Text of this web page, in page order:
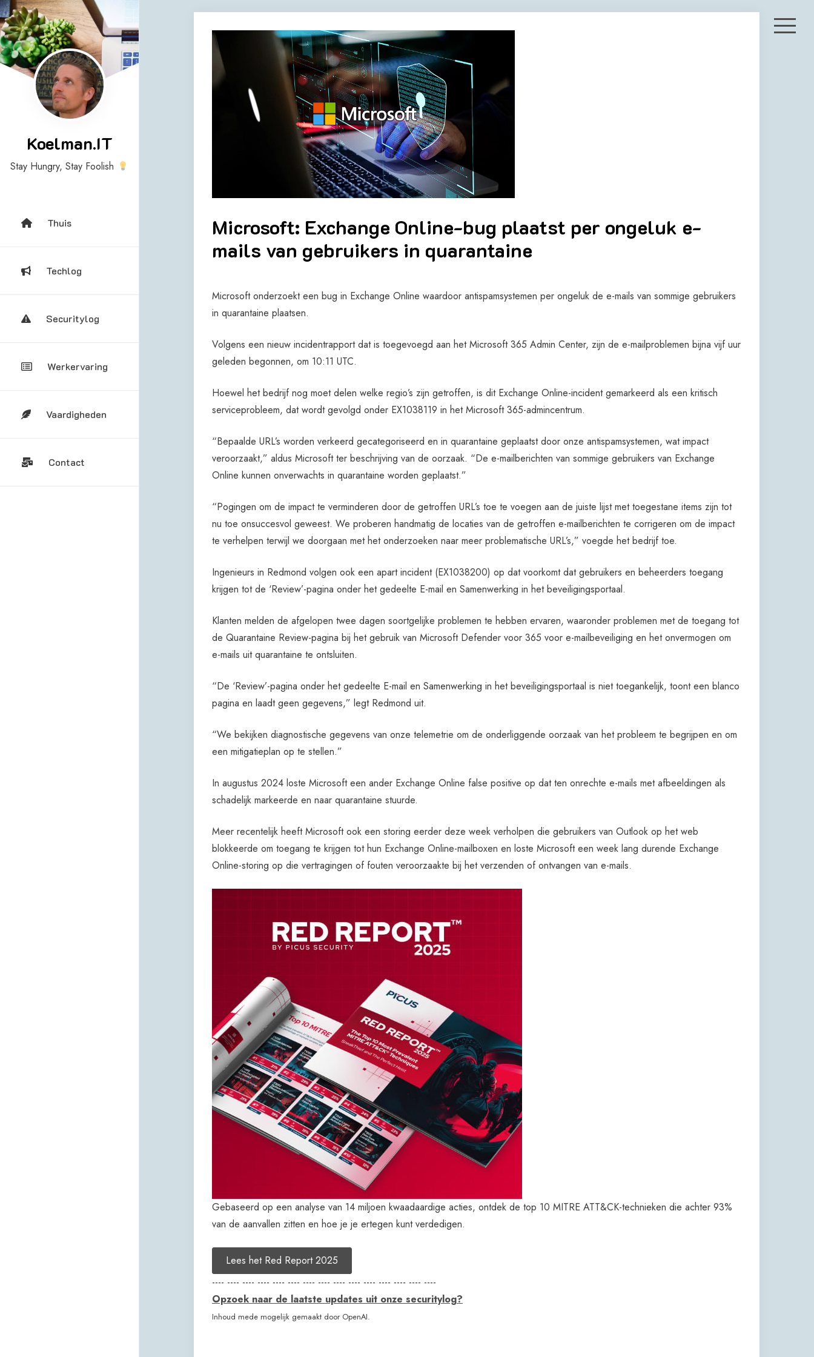
Skip
to
content
Koelman.IT
Stay Hungry, Stay Foolish
Thuis
Techlog
Securitylog
Werkervaring
Vaardigheden
Contact
Microsoft: Exchange Online-bug plaatst per ongeluk e-
mails van gebruikers in quarantaine
Microsoft onderzoekt een bug in Exchange Online waardoor antispamsystemen per ongeluk de e-mails van sommige gebruikers
in quarantaine plaatsen.
Volgens een nieuw incidentrapport dat is toegevoegd aan het Microsoft 365 Admin Center, zijn de e-mailproblemen bijna vijf uur
geleden begonnen, om 10:11 UTC.
Hoewel het bedrijf nog moet delen welke regio’s zijn getroffen, is dit Exchange Online-incident gemarkeerd als een kritisch
serviceprobleem, dat wordt gevolgd onder EX1038119 in het Microsoft 365-admincentrum.
“Bepaalde URL’s worden verkeerd gecategoriseerd en in quarantaine geplaatst door onze antispamsystemen, wat impact
veroorzaakt,” aldus Microsoft ter beschrijving van de oorzaak. “De e-mailberichten van sommige gebruikers van Exchange
Online kunnen onverwachts in quarantaine worden geplaatst.”
“Pogingen om de impact te verminderen door de getroffen URL’s toe te voegen aan de juiste lijst met toegestane items zijn tot
nu toe onsuccesvol geweest. We proberen handmatig de locaties van de getroffen e-mailberichten te corrigeren om de impact
te verhelpen terwijl we doorgaan met het onderzoeken naar meer problematische URL’s,” voegde het bedrijf toe.
Ingenieurs in Redmond volgen ook een apart incident (EX1038200) op dat voorkomt dat gebruikers en beheerders toegang
krijgen tot de ‘Review’-pagina onder het gedeelte E-mail en Samenwerking in het beveiligingsportaal.
Klanten melden de afgelopen twee dagen soortgelijke problemen te hebben ervaren, waaronder problemen met de toegang tot
de Quarantaine Review-pagina bij het gebruik van Microsoft Defender voor 365 voor e-mailbeveiliging en het onvermogen om
e-mails uit quarantaine te ontsluiten.
“De ‘Review’-pagina onder het gedeelte E-mail en Samenwerking in het beveiligingsportaal is niet toegankelijk, toont een blanco
pagina en laadt geen gegevens,” legt Redmond uit.
“We bekijken diagnostische gegevens van onze telemetrie om de onderliggende oorzaak van het probleem te begrijpen en om
een mitigatieplan op te stellen.”
In augustus 2024 loste Microsoft een ander Exchange Online false positive op dat ten onrechte e-mails met afbeeldingen als
schadelijk markeerde en naar quarantaine stuurde.
Meer recentelijk heeft Microsoft ook een storing eerder deze week verholpen die gebruikers van Outlook op het web
blokkeerde om toegang te krijgen tot hun Exchange Online-mailboxen en loste Microsoft een week lang durende Exchange
Online-storing op die vertragingen of fouten veroorzaakte bij het verzenden of ontvangen van e-mails.
Gebaseerd op een analyse van 14 miljoen kwaadaardige acties, ontdek de top 10 MITRE ATT&CK-technieken die achter 93%
van de aanvallen zitten en hoe je je ertegen kunt verdedigen.
Lees het Red Report 2025
---- ---- ---- ---- ---- ---- ---- ---- ---- ---- ---- ---- ---- ---- ----
Opzoek naar de laatste updates uit onze securitylog?
Inhoud mede mogelijk gemaakt door OpenAI.